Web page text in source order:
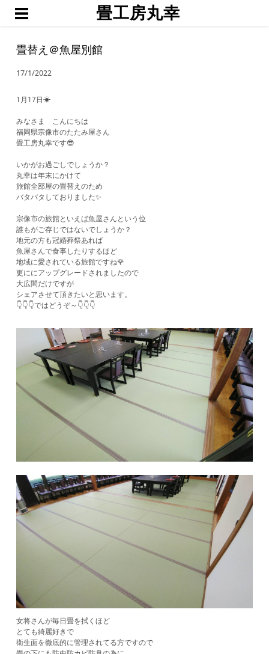
畳工房丸幸
ホーム
たたみ
琉球畳・置き畳
襖・網戸・障子
ブログ
お問い合わせ・お見積予約
畳替え＠魚屋別館
17/1/2022
1月17日☀
みなさま こんにちは
福岡県宗像市のたたみ屋さん
畳工房丸幸です😎
いかがお過ごしでしょうか？
丸幸は年末にかけて
旅館全部屋の畳替えのため
バタバタしておりました✨
宗像市の旅館といえば魚屋さんという位
誰もがご存じではないでしょうか？
地元の方も冠婚葬祭あれば
魚屋さんで食事したりするほど
地域に愛されている旅館ですね🌹
更ににアップグレードされましたので
大広間だけですが
シェアさせて頂きたいと思います。
👇👇👇ではどうぞ～👇👇👇
女将さんが毎日畳を拭くほど
とても綺麗好きで
衛生面を徹底的に管理されてる方ですので